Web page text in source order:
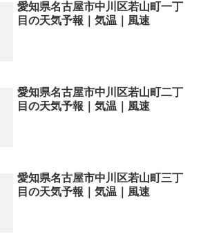
愛知県名古屋市中川区若山町一丁
目の天気予報｜気温｜風速
愛知県名古屋市中川区若山町二丁
目の天気予報｜気温｜風速
愛知県名古屋市中川区若山町三丁
目の天気予報｜気温｜風速